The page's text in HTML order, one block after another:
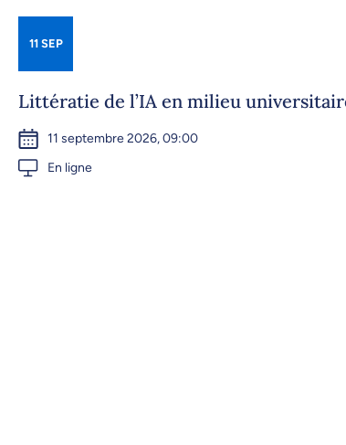
11 SEP
Littératie de l’IA en milieu
11 septembre 2026, 09:00
En ligne